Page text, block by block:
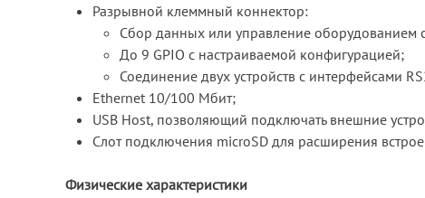
Разрывной клеммный коннектор:
Сбор данных или управление оборудованием
До 9 GPIO с настраиваемой конфигурацией;
Соединение двух устройств с интерфейсами
Ethernet 10/100 Мбит;
USB Host, позволяющий подключать внешние
Слот подключения microSD для расширения
Физические характеристики